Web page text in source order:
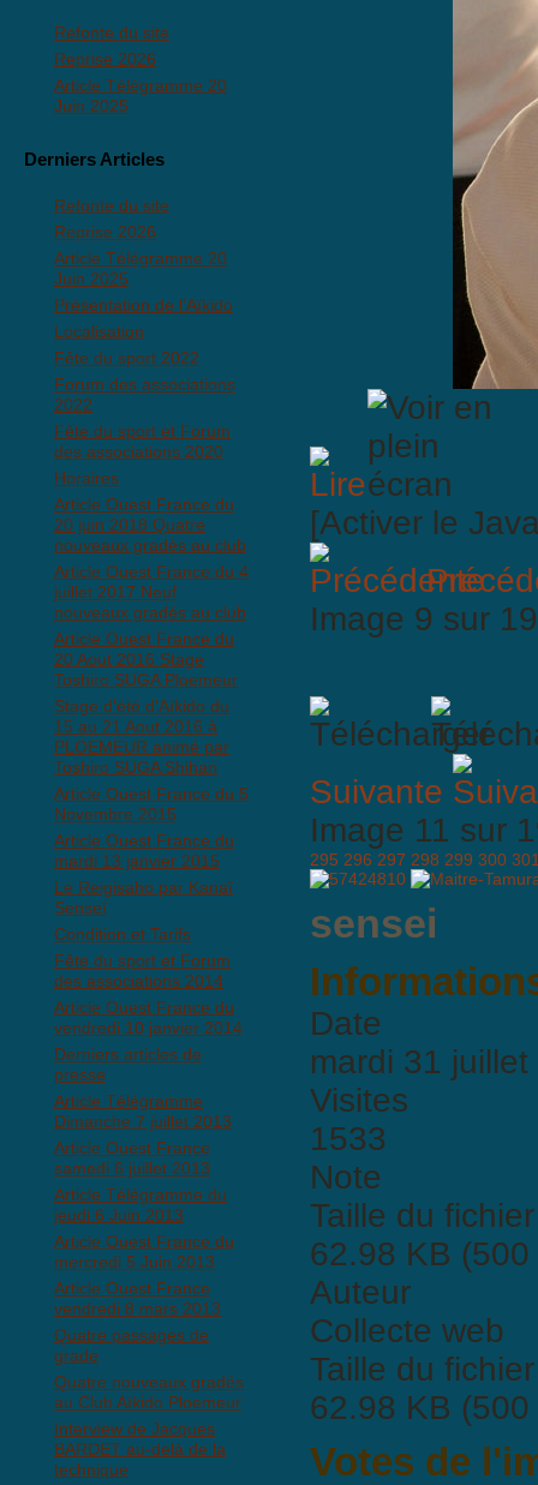
Refonte du site
Reprise 2026
Article Télégramme 20
Juin 2025
Derniers Articles
Refonte du site
Reprise 2026
Article Télégramme 20
Juin 2025
Présentation de l'Aïkido
Localisation
Fête du sport 2022
Forum des associations
2022
Fête du sport et Forum
des associations 2020
Horaires
Article Ouest France du
20 juin 2018 Quatre
nouveaux gradés au club
Article Ouest France du 4
juillet 2017 Neuf
nouveaux gradés au club
Article Ouest France du
20 Aout 2016 Stage
Toshiro SUGA Ploemeur
Stage d'été d'Aïkido du
15 au 21 Aout 2016 à
PLOEMEUR animé par
Toshiro SUGA Shihan
Article Ouest France du 5
Novembre 2015
Article Ouest France du
mardi 13 janvier 2015
Le Reigisaho par Kanaï
Senseï
Condition et Tarifs
Fête du sport et Forum
des associations 2014
Article Ouest France du
vendredi 10 janvier 2014
Derniers articles de
presse
Article Télégramme
Dimanche 7 juillet 2013
Article Ouest France
samedi 6 juillet 2013
Article Télégramme du
jeudi 6 Juin 2013
Article Ouest France du
mercredi 5 Juin 2013
Article Ouest France
vendredi 8 mars 2013
Quatre passages de
grade
Quatre nouveaux gradés
au Club Aïkido Ploemeur
Interview de Jacques
BARDET au-delà de la
technique
[Activer le
Image 9 sur
Suivante
Image 11 sur
295 296 297 298 299 300
sensei
Date
mardi 31
Visites
1533
Note
Taille du fichier
62.98 KB
Auteur
Collecte web
Taille du
62.98 KB
Votes de